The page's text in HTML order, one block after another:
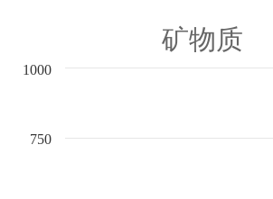
矿物质
750
1000